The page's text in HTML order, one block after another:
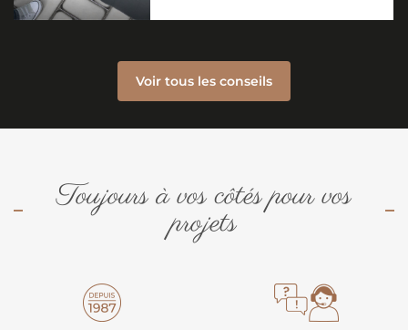
Voir tous les conseils
Toujours à vos côtés pour vos
projets